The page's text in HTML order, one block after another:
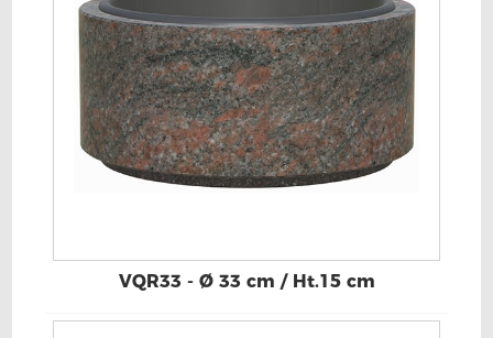
VQR33 - Ø 33 cm / Ht.15 cm